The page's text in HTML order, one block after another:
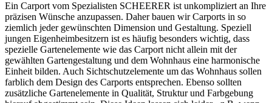
Ein Carport vom Spezialisten SCHEERER ist unkompliziert an Ihre
präzisen Wünsche anzupassen. Daher bauen wir Carports in so
ziemlich jeder gewünschten Dimension und Gestaltung. Speziell
jungen Eigenheimbesitzern ist es häufig besonders wichtig, dass
spezielle Gartenelemente wie das Carport nicht allein mit der
gewählten Gartengestaltung und dem Wohnhaus eine harmonische
Einheit bilden. Auch Sichtschutzelemente um das Wohnhaus sollen
farblich dem Design des Carports entsprechen. Ebenso sollten
zusätzliche Gartenelemente in Qualität, Struktur und Farbgebung